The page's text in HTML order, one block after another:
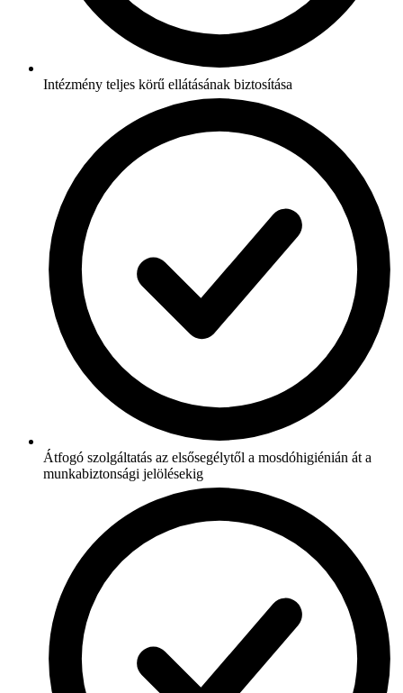
Intézmény teljes körű ellátásának biztosítása
Átfogó szolgáltatás az elsősegélytől a mosdóhigiénián át a
munkabiztonsági jelölésekig